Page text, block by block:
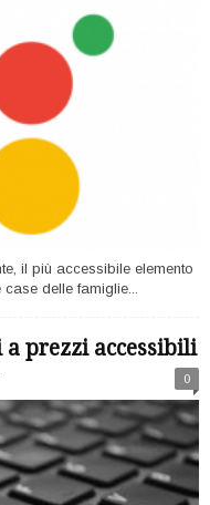
il più accessibile elemento
delle famiglie...
prezzi accessibili
0